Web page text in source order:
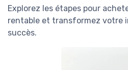
Explorez les étapes pour
rentable et transformez votre
succès.